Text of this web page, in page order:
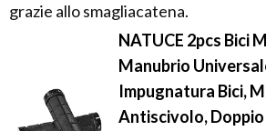
grazie allo smagliacatena.
NATUCE 2pcs Bici
Manubrio
Impugnatura Bici,
Antiscivolo,